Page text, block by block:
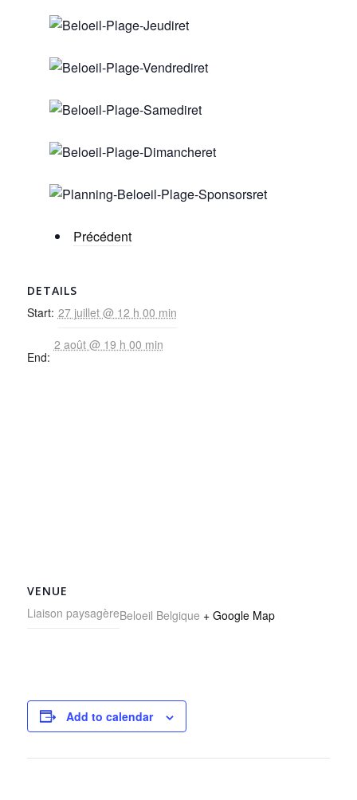
Précédent
DETAILS
Start: 27 juillet @ 12 h 00 min
End:
2 août @ 19 h 00 min
VENUE
Liaison paysagèreBeloeil Belgique + Google Map
Add to calendar